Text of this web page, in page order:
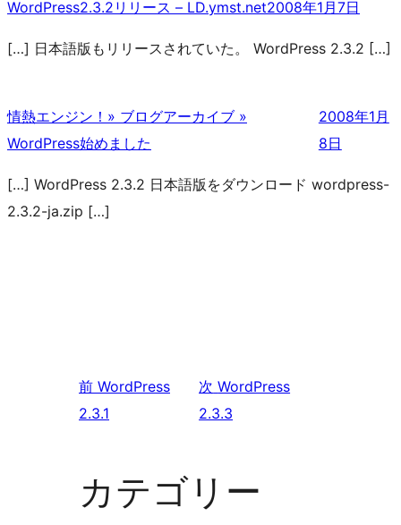
WordPress2.3.2リリース – LD.ymst.net2008年1月7日
[…] 日本語版もリリースされていた。 WordPress 2.3.2 […]
情熱エンジン！» ブログアーカイブ »
WordPress始めました
2008年1月
8日
[…] WordPress 2.3.2 日本語版をダウンロード wordpress-
2.3.2-ja.zip […]
前 WordPress
2.3.1
次 WordPress
2.3.3
カテゴリー